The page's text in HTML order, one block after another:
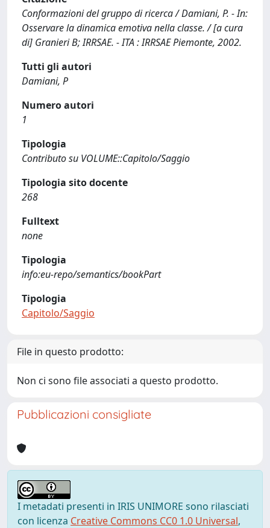
Conformazioni del gruppo di ricerca / Damiani, P. - In:
Osservare la dinamica emotiva nella classe. / [a cura
di] Granieri B; IRRSAE. - ITA : IRRSAE Piemonte, 2002.
Tutti gli autori
Damiani, P
Numero autori
1
Tipologia
Contributo su VOLUME::Capitolo/Saggio
Tipologia sito docente
268
Fulltext
none
Tipologia
info:eu-repo/semantics/bookPart
Tipologia
Capitolo/Saggio
File in questo prodotto:
Non ci sono file associati a questo prodotto.
Pubblicazioni consigliate
I metadati presenti in IRIS UNIMORE sono rilasciati
con licenza Creative Commons CC0 1.0 Universal,